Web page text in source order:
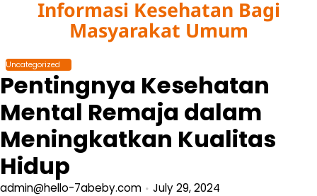
Informasi Kesehatan Bagi
Masyarakat Umum
Uncategorized
Pentingnya Kesehatan
Mental Remaja dalam
Meningkatkan Kualitas
Hidup
admin@hello-7abeby.com July 29, 2024